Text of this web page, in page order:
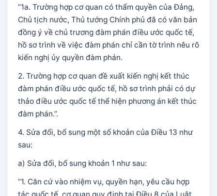
“1a. Trường hợp cơ quan có thẩm quyền của Đảng,
Chủ tịch nước, Thủ tướng Chính phủ đã có văn bản
đồng ý về chủ trương đàm phán điều ước quốc tế,
hồ sơ trình về việc đàm phán chỉ cần tờ trình nêu rõ
kiến nghị ủy quyền đàm phán.
2. Trường hợp cơ quan đề xuất kiến nghị kết thúc
đàm phán điều ước quốc tế, hồ sơ trình phải có dự
thảo điều ước quốc tế thể hiện phương án kết thúc
đàm phán.”.
4. Sửa đổi, bổ sung một số khoản của Điều 13 như
sau:
a) Sửa đổi, bổ sung khoản 1 như sau:
“1. Căn cứ vào nhiệm vụ, quyền hạn, yêu cầu hợp